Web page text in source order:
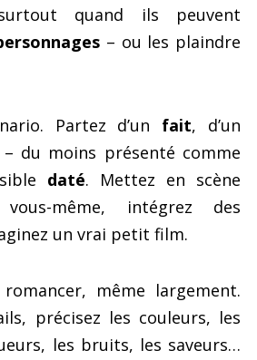
quand ils peuvent
– ou les plaindre
Partez d’un fait, d’un
– du moins présenté comme
daté. Mettez en scène
même, intégrez des
un vrai petit film.
même largement.
précisez les couleurs, les
les bruits, les saveurs…